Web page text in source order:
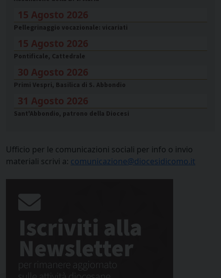
15 Agosto 2026
Pellegrinaggio vocazionale: vicariati
15 Agosto 2026
Pontificale, Cattedrale
30 Agosto 2026
Primi Vespri, Basilica di S. Abbondio
31 Agosto 2026
Sant'Abbondio, patrono della Diocesi
Ufficio per le comunicazioni sociali per info o invio
materiali scrivi a: comunicazione@diocesidicomo.it